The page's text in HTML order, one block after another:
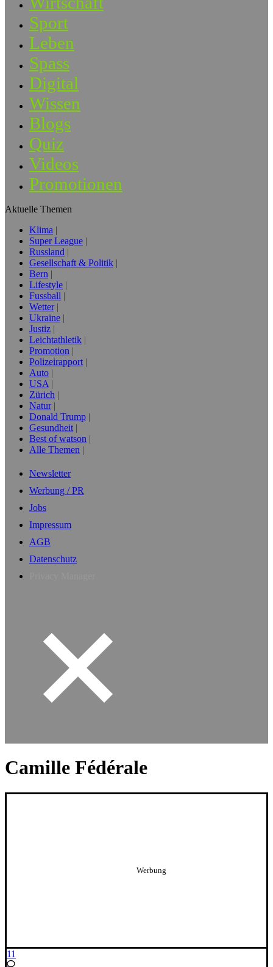
Sport
Leben
Spass
Digital
Wissen
Blogs
Quiz
Videos
Promotionen
Aktuelle Themen
Klima
Super League
Russland
Gesellschaft & Politik
Bern
Lifestyle
Fussball
Wetter
Ukraine
Justiz
Leichtathletik
Promotion
Polizeirapport
Auto
USA
Zürich
Natur
Donald Trump
Gesundheit
Best of watson
Alle Themen
Newsletter
Werbung / PR
Jobs
Impressum
AGB
Datenschutz
Camille Fédérale
11